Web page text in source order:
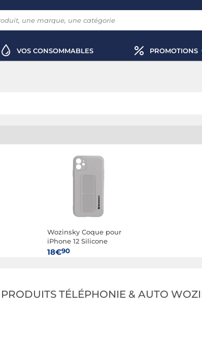
VOS CONSOMMABLES PROMOTIONS
Wozinsky Coque pour
iPhone 12 Silicone
Support Magnétique
18€90
TÉLÉPHONIE & AUTO